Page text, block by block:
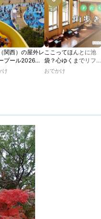
関西）の屋外レ
プール2026！
タースライダー
け
ここってほんとに池
袋？心ゆくまでリフレ
ッシュできる池袋・街
おでかけ